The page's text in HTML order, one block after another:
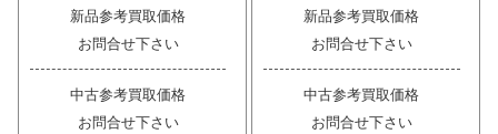
新品参考買取価格
お問合せ下さい
中古参考買取価格
お問合せ下さい
新品参考買取価格
お問合せ下さい
中古参考買取価格
お問合せ下さい